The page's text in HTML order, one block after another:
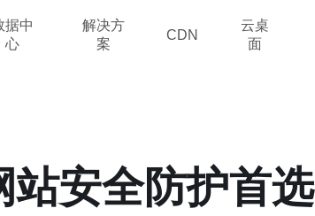
据中
心
解决方
案
CDN
云桌
面
站安全防护首选